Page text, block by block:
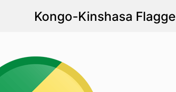
Kongo-Kinshasa Flagge